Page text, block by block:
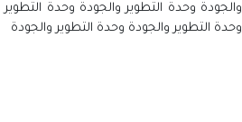
والجودة وحدة التطوير والجودة وحدة
وحدة التطوير والجودة وحدة التطوير والجودة